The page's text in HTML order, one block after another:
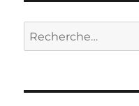
Recherche
pour :